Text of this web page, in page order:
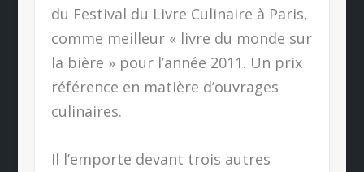
du Festival du Livre Culinaire à Paris,
comme meilleur « livre du monde sur
la bière » pour l’année 2011. Un prix
référence en matière d’ouvrages
culinaires.
Il l’emporte devant trois autres